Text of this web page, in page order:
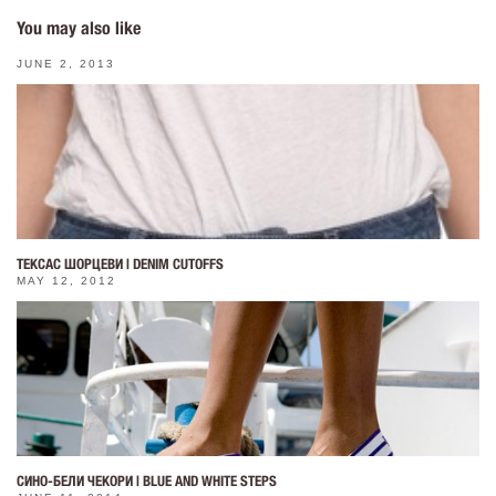
You may also like
JUNE 2, 2013
ТЕКСАС ШОРЦЕВИ | DENIM CUTOFFS
MAY 12, 2012
СИНО-БЕЛИ ЧЕКОРИ | BLUE AND WHITE STEPS